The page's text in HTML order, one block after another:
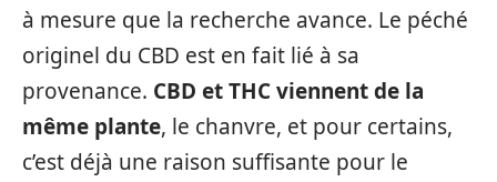
à mesure que la recherche avance. Le péché
originel du CBD est en fait lié à sa
provenance. CBD et THC viennent de la
même plante, le chanvre, et pour certains,
c’est déjà une raison suffisante pour le